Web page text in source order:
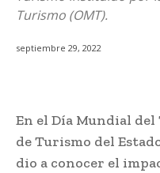
Turismo (OMT).
septiembre 29, 2022
En el Día Mundial
de Turismo del
dio a conocer el